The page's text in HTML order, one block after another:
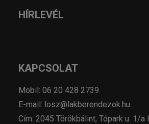
HÍRLEVÉL
KAPCSOLAT
Mobil: 06 20 428 2739
E-mail: losz@lakberendezok.hu
Cím: 2045 Törökbálint, Tópark u. 1/a